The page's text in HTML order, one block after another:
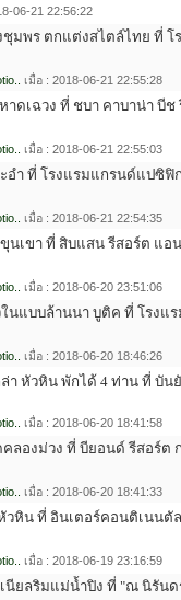
06-21 22:56:22
มพร ตกแต่งสไตล์ไทย ที่ โ
เมื่อ : 2018-06-21 22:55:28
าดเฉวง ที่ ชบา คาบาน่า บีช
เมื่อ : 2018-06-21 22:55:03
ำ ที่ โรงแรมแกรนด์แปซิฟิ
เมื่อ : 2018-06-21 22:54:35
นเขา ที่ สิบแสน รีสอร์ต แอ
เมื่อ : 2018-06-20 23:51:06
นแบบล้านนา บูติค ที่ โรงแ
เมื่อ : 2018-06-20 18:46:26
า หัวหิน พักได้ 4 ท่าน ที่ บัน
เมื่อ : 2018-06-20 18:41:58
องม่วง ที่ บียอนด์ รีสอร์ต
เมื่อ : 2018-06-20 18:41:33
หิน ที่ อินเตอร์คอนติเนนตัล
เมื่อ : 2018-06-19 23:16:59
นียลริมแม่น้ำปิง ที่ "ณ นิรันด